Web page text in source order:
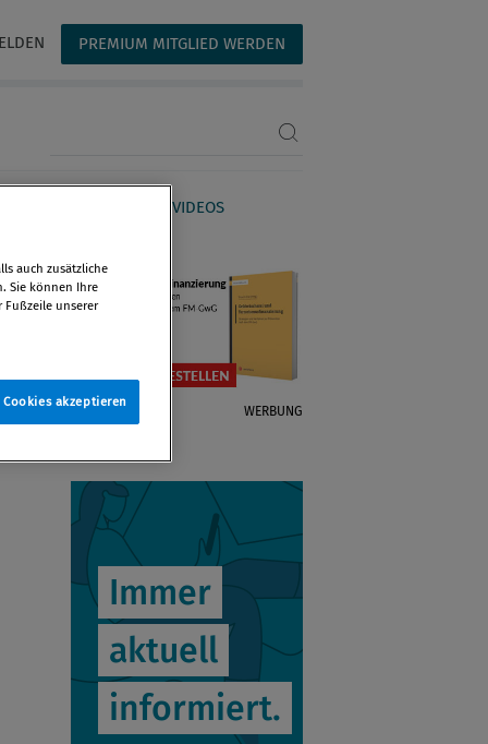
PREMIUM MITGLIED WERDEN
WEBINARE & VIDEOS
WERBUNG
Immer
aktuell
informiert.
auch zusätzliche
Sie können Ihre
Fußzeile unserer
Cookies akzeptieren